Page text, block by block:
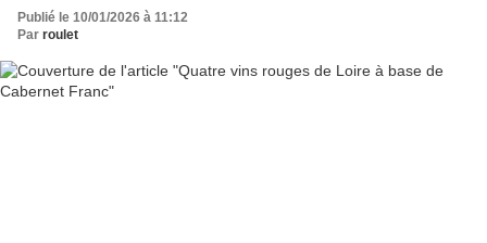
Publié le 10/01/2026 à 11:12
Par roulet